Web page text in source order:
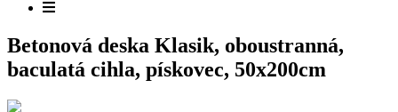
Betonová deska Klasik, oboustranná,
baculatá cihla, pískovec, 50x200cm